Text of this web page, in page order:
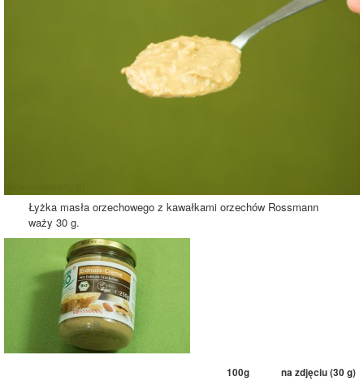
Łyżka masła orzechowego z kawałkami orzechów Rossmann
waży 30 g.
100g na zdjęciu (30 g)